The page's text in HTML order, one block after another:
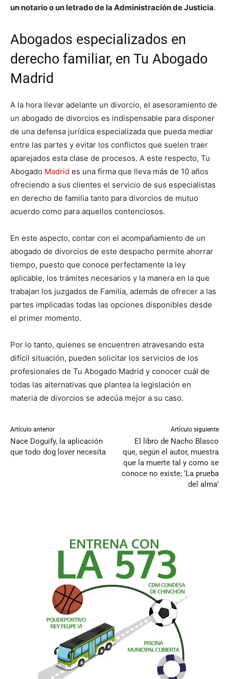
un notario o un letrado de la Administración de Justicia.
Abogados especializados en
derecho familiar, en Tu Abogado
Madrid
A la hora llevar adelante un divorcio, el asesoramiento de
un abogado de divorcios es indispensable para disponer
de una defensa jurídica especializada que pueda mediar
entre las partes y evitar los conflictos que suelen traer
aparejados esta clase de procesos. A este respecto, Tu
Abogado Madrid es una firma que lleva más de 10 años
ofreciendo a sus clientes el servicio de sus especialistas
en derecho de familia tanto para divorcios de mutuo
acuerdo como para aquellos contenciosos.
En este aspecto, contar con el acompañamiento de un
abogado de divorcios de este despacho permite ahorrar
tiempo, puesto que conoce perfectamente la ley
aplicable, los trámites necesarios y la manera en la que
trabajan los juzgados de Familia, además de ofrecer a las
partes implicadas todas las opciones disponibles desde
el primer momento.
Por lo tanto, quienes se encuentren atravesando esta
difícil situación, pueden solicitar los servicios de los
profesionales de Tu Abogado Madrid y conocer cuál de
todas las alternativas que plantea la legislación en
materia de divorcios se adecúa mejor a su caso.
Artículo anterior
Nace Doguify, la aplicación
que todo dog lover necesita
Artículo siguiente
El libro de Nacho Blasco
que, según el autor, muestra
que la muerte tal y como se
conoce no existe; ‘La prueba
del alma’